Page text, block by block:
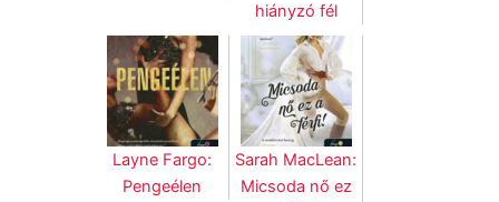
hiányzó fél
Layne Fargo:
Pengeélen
Sarah MacLean:
Micsoda nő ez